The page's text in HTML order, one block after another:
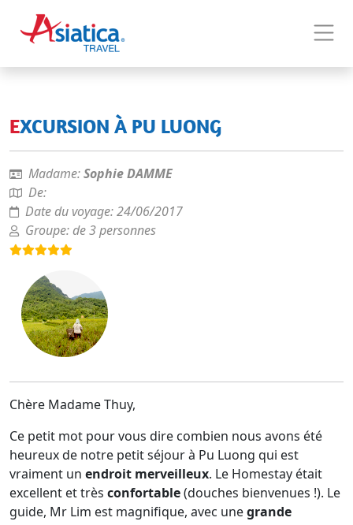
EXCURSION À PU LUONG
Madame:Sophie DAMME
De:
Date du voyage:24/06/2017
Groupe:de 3 personnes
Chère Madame Thuy,
Ce petit mot pour vous dire combien nous avons été
heureux de notre petit séjour à Pu Luong qui est
vraiment un endroit merveilleux. Le Homestay était
excellent et très confortable(douches bienvenues !). Le
guide, Mr Lim est magnifique, avec unegrande